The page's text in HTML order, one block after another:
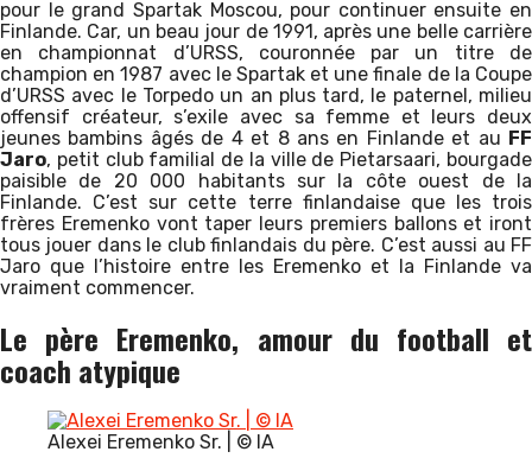
pour le grand Spartak Moscou, pour continuer ensuite en
Finlande. Car, un beau jour de 1991, après une belle carrière
en championnat d’URSS, couronnée par un titre de
champion en 1987 avec le Spartak et une finale de la Coupe
d’URSS avec le Torpedo un an plus tard, le paternel, milieu
offensif créateur, s’exile avec sa femme et leurs deux
jeunes bambins âgés de 4 et 8 ans en Finlande et au FF
Jaro, petit club familial de la ville de Pietarsaari, bourgade
paisible de 20 000 habitants sur la côte ouest de la
Finlande. C’est sur cette terre finlandaise que les trois
frères Eremenko vont taper leurs premiers ballons et iront
tous jouer dans le club finlandais du père. C’est aussi au FF
Jaro que l’histoire entre les Eremenko et la Finlande va
vraiment commencer.
Le père Eremenko, amour du football et
coach atypique
Alexei Eremenko Sr. | © IA